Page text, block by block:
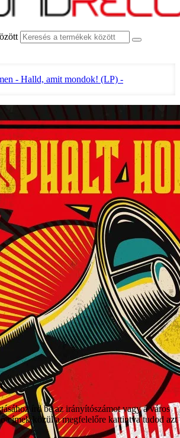
- Halld, amit mondok! (LP) -
írd be az irányítószámot vagy a város
címek közül a megfelelőre kattintva tudod azt